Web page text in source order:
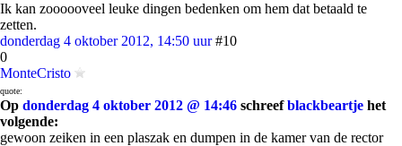
Ik kan zoooooveel leuke dingen bedenken om hem dat betaald te
zetten.
donderdag 4 oktober 2012, 14:50 uur #10
0
MonteCristo
quote:
Op donderdag 4 oktober 2012 @ 14:46 schreefblackbeartje het
volgende:
gewoon zeiken in een plaszak en dumpen in de kamer van de rector